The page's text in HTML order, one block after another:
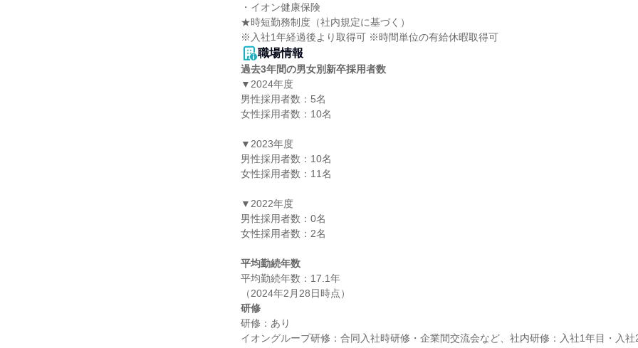
・イオン健康保険
★時短勤務制度（社内規定に基づく）
※入社1年経過後より取得可 ※時間単位の有給休暇取得可
職場情報
過去3年間の男女別新卒採用者数
▼2024年度
男性採用者数：5名
女性採用者数：10名
▼2023年度
男性採用者数：10名
女性採用者数：11名
▼2022年度
男性採用者数：0名
女性採用者数：2名
平均勤続年数
平均勤続年数：17.1年
研修
研修：あり
イオングループ研修：合同入社時研修・企業間交流会など、社内研修：入社1年目・入